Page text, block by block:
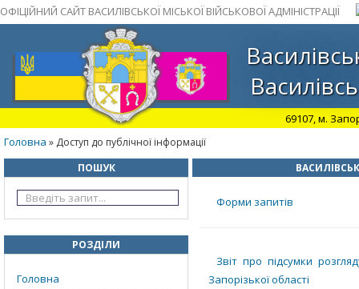
ОФІЦІЙНИЙ САЙТ ВАСИЛІВСЬКОЇ МІСЬКОЇ ВІЙСЬКОВОЇ АДМІНІСТРАЦІЇ
69107, м.
Головна » Доступ до публічної інформації
ПОШУК
РОЗДІЛИ
Головна
Форми запитів
Звіт про підсумки
Запорізької області